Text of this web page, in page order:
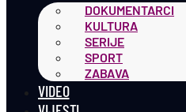
DOKUMENTARCI
KULTURA
SERIJE
SPORT
ZABAVA
VIDEO